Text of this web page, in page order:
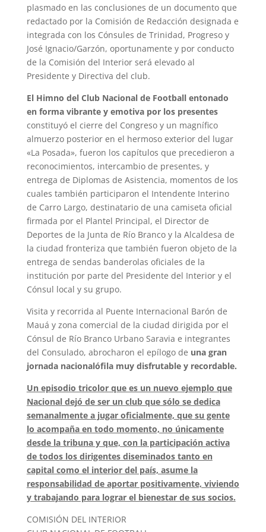
plasmado en las conclusiones de un documento que
redactado por la Comisión de Redacción designada e
integrada con los Cónsules de Trinidad, Progreso y
José Ignacio/Garzón, oportunamente y por conducto
de la Comisión del Interior será elevado al
Presidente y Directiva del club.
El Himno del Club Nacional de Football entonado
en forma vibrante y emotiva por los presentes
constituyó el cierre del Congreso y un magnífico
almuerzo posterior en el hermoso exterior del lugar
«La Posada», fueron los capítulos que precedieron a
reconocimientos, intercambio de presentes, y
entrega de Diplomas de Asistencia, momentos de los
cuales también participaron el Intendente Interino
de Carro Largo, destinatario de una camiseta oficial
firmada por el Plantel Principal, el Director de
Deportes de la Junta de Río Branco y la Alcaldesa de
la ciudad fronteriza que también fueron objeto de la
entrega de sendas banderolas oficiales de la
institución por parte del Presidente del Interior y el
Cónsul local y su grupo.
Visita y recorrida al Puente Internacional Barón de
Mauá y zona comercial de la ciudad dirigida por el
Cónsul de Río Branco Urbano Saravia e integrantes
del Consulado, abrocharon el epílogo de una gran
jornada nacionalófila muy disfrutable y recordable.
Un episodio tricolor que es un nuevo ejemplo que
Nacional dejó de ser un club que sólo se dedica
semanalmente a jugar oficialmente, que su gente
lo acompaña en todo momento, no únicamente
desde la tribuna y que, con la participación activa
de todos los dirigentes diseminados tanto en
capital como el interior del país, asume la
responsabilidad de aportar positivamente, viviendo
y trabajando para lograr el bienestar de sus socios.
COMISIÓN DEL INTERIOR